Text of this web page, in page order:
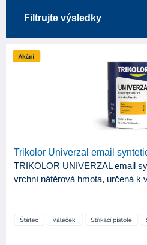
Filtrujte výsledky
KATEGORIE
APLIKAČNÍ NÁSTROJE
Váleček
Štětec
Trikolor Univerzal email
TRIKOLOR UNIVERZAL email
vrchní nátěrová hmota, určená k